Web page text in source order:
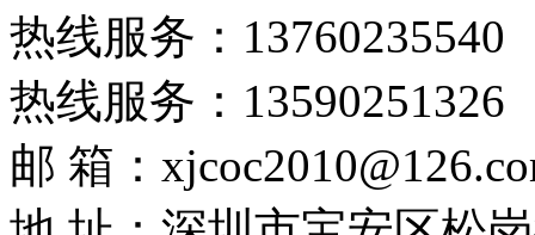
热线服务：13760235540
热线服务：13590251326
邮 箱：